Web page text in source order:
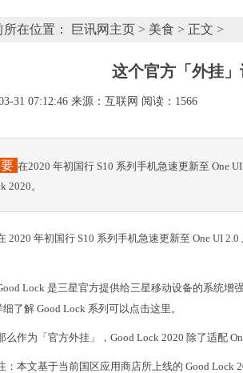
所在位置： 巨讯网主页 > 美食 > 正文 >
这个官方「外挂
31 07:12:46 来源：互联网 阅读：1566
在2020 年初国行 S10 系列手机急速更新至 One
2020。
2020 年初国行 S10 系列手机急速更新至 One UI
Lock 是三星官方提供给三星移动设备的系统增
了解 Good Lock 系列可以点击这里。
么作为「官方外挂」，Good Lock 2020 除了适配
：本文基于当前国区应用商店所上线的 Good Lock